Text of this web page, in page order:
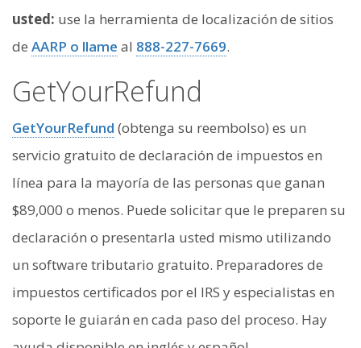
usted: use la herramienta de localización de sitios
de AARP o llame al 888-227-7669.
GetYourRefund
GetYourRefund (obtenga su reembolso) es un
servicio gratuito de declaración de impuestos en
línea para la mayoría de las personas que ganan
$89,000 o menos. Puede solicitar que le preparen su
declaración o presentarla usted mismo utilizando
un software tributario gratuito. Preparadores de
impuestos certificados por el IRS y especialistas en
soporte le guiarán en cada paso del proceso. Hay